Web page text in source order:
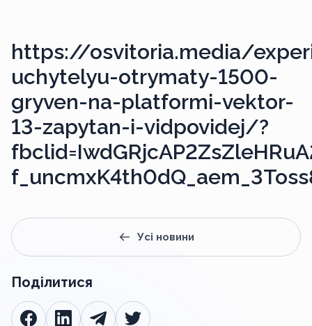
https://osvitoria.media/
uchytelyu-otrymaty-1500-
gryven-na-platformi-vektor-
13-zapytan-i-vidpovidej/?
Усі новини
Поділитися